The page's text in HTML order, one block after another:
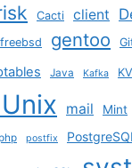
Cacti client
freebsd gentoo
Java Kafka
mail Mint
php postfix PostgreSQL